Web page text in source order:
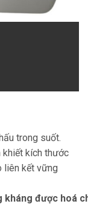
trong suốt.
kích thước
liên kết vững
kháng được hoá